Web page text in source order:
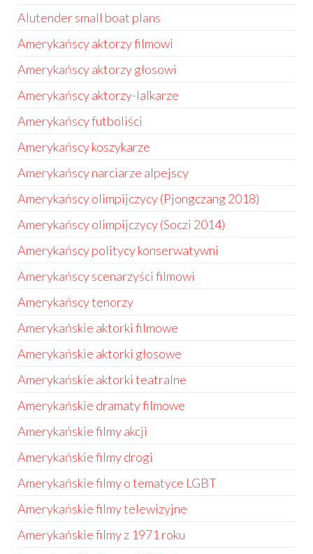
Alutender small boat plans
Amerykańscy aktorzy filmowi
Amerykańscy aktorzy głosowi
Amerykańscy aktorzy-lalkarze
Amerykańscy futboliści
Amerykańscy koszykarze
Amerykańscy narciarze alpejscy
Amerykańscy olimpijczycy (Pjongczang 2018)
Amerykańscy olimpijczycy (Soczi 2014)
Amerykańscy politycy konserwatywni
Amerykańscy scenarzyści filmowi
Amerykańscy tenorzy
Amerykańskie aktorki filmowe
Amerykańskie aktorki głosowe
Amerykańskie aktorki teatralne
Amerykańskie dramaty filmowe
Amerykańskie filmy akcji
Amerykańskie filmy drogi
Amerykańskie filmy o tematyce LGBT
Amerykańskie filmy telewizyjne
Amerykańskie filmy z 1971 roku